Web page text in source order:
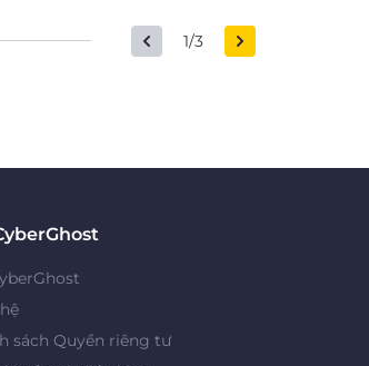
1/3
sách Quyền riêng tư